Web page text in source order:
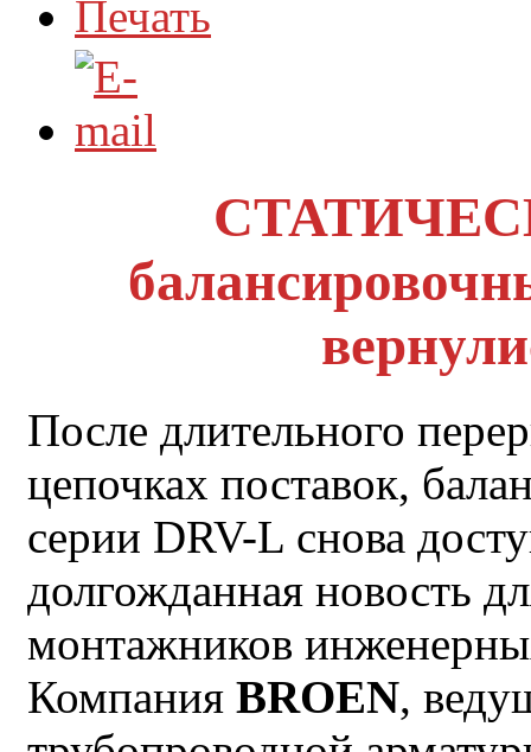
После длительного
цепочках поставок,
серии DRV-L снова
долгожданная новость
монтажников
Компания BROEN,